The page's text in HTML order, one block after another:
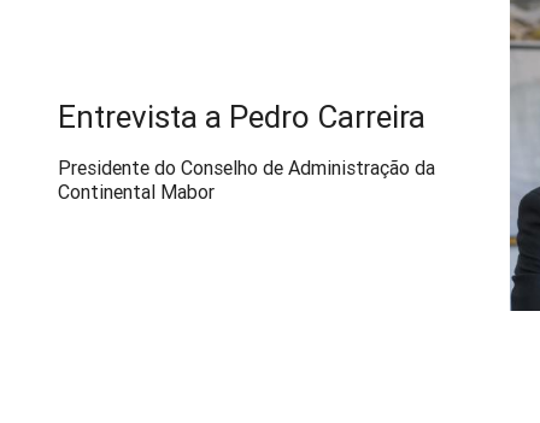
Entrevista a Pedro Carreira
Presidente do Conselho de Administração da
Continental Mabor